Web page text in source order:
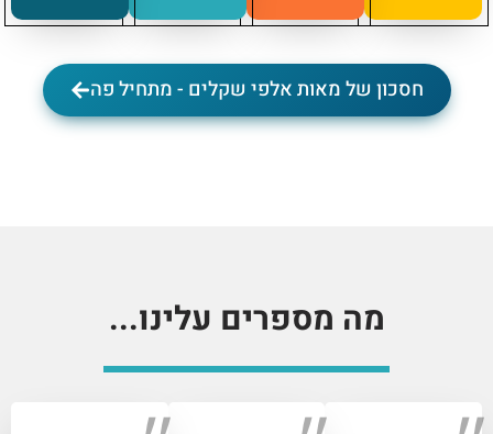
חסכון של מאות אלפי שקלים - מתחיל פה
מה מספרים עלינו...